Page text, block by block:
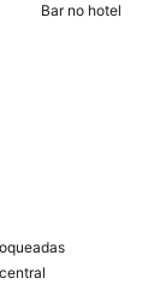
Bar no hotel